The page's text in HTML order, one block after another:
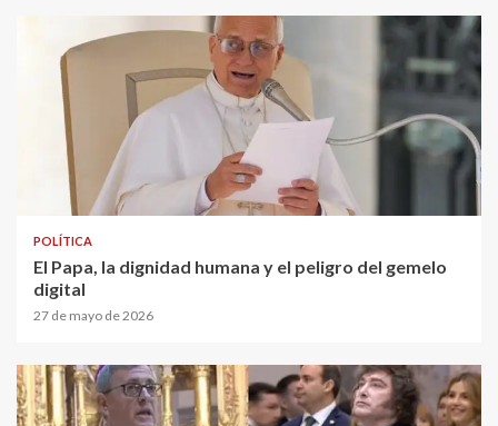
POLÍTICA
El Papa, la dignidad humana y el peligro del gemelo
digital
27 de mayo de 2026